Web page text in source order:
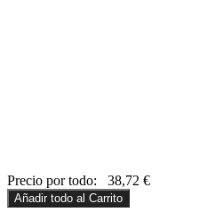
Precio por todo: 38,72 €
Añadir todo al Carrito